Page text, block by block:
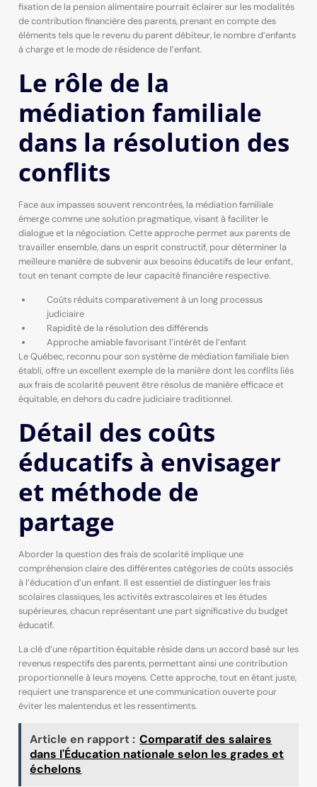
fixation de la pension alimentaire pourrait éclairer sur les modalités
de contribution financière des parents, prenant en compte des
éléments tels que le revenu du parent débiteur, le nombre d’enfants
à charge et le mode de résidence de l’enfant.
Le rôle de la
médiation familiale
dans la résolution des
conflits
Face aux impasses souvent rencontrées, la médiation familiale
émerge comme une solution pragmatique, visant à faciliter le
dialogue et la négociation. Cette approche permet aux parents de
travailler ensemble, dans un esprit constructif, pour déterminer la
meilleure manière de subvenir aux besoins éducatifs de leur enfant,
tout en tenant compte de leur capacité financière respective.
Coûts réduits comparativement à un long processus
judiciaire
Rapidité de la résolution des différends
Approche amiable favorisant l’intérêt de l’enfant
Le Québec, reconnu pour son système de médiation familiale bien
établi, offre un excellent exemple de la manière dont les conflits liés
aux frais de scolarité peuvent être résolus de manière efficace et
équitable, en dehors du cadre judiciaire traditionnel.
Détail des coûts
éducatifs à envisager
et méthode de
partage
Aborder la question des frais de scolarité implique une
compréhension claire des différentes catégories de coûts associés
à l’éducation d’un enfant. Il est essentiel de distinguer les frais
scolaires classiques, les activités extrascolaires et les études
supérieures, chacun représentant une part significative du budget
éducatif.
La clé d’une répartition équitable réside dans un accord basé sur les
revenus respectifs des parents, permettant ainsi une contribution
proportionnelle à leurs moyens. Cette approche, tout en étant juste,
requiert une transparence et une communication ouverte pour
éviter les malentendus et les ressentiments.
Article en rapport : Comparatif des salaires
dans l'Éducation nationale selon les grades et
échelons